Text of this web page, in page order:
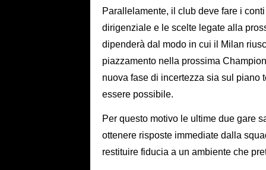
Parallelamente, il club deve fare i
dirigenziale e le scelte legate alla
dipenderà dal modo in cui il Milan
piazzamento nella prossima
nuova fase di incertezza sia sul piano
essere possibile.
Per questo motivo le ultime due gare
ottenere risposte immediate dalla
restituire fiducia a un ambiente che